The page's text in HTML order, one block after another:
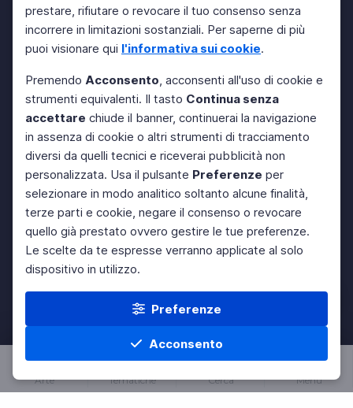
prestare, rifiutare o revocare il tuo consenso senza
incorrere in limitazioni sostanziali. Per saperne di più
puoi visionare qui l'informativa sui cookie.
Premendo Acconsento, acconsenti all'uso di cookie e
strumenti equivalenti. Il tasto Continua senza
accettare chiude il banner, continuerai la navigazione
in assenza di cookie o altri strumenti di tracciamento
diversi da quelli tecnici e riceverai pubblicità non
personalizzata. Usa il pulsante Preferenze per
selezionare in modo analitico soltanto alcune finalità,
terze parti e cookie, negare il consenso o revocare
quello già prestato ovvero gestire le tue preferenze.
Le scelte da te espresse verranno applicate al solo
dispositivo in utilizzo.
Preferenze
Acconsento
Arte Tematiche Cerca Menu